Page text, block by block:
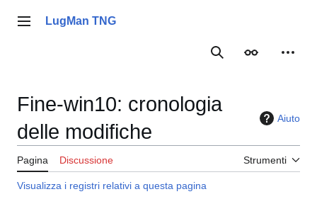
Menu principale
LugMan TNG
RicercaAspetto
Fine-win10: cronologia
delle modifiche
Aiuto
Pagina Discussione Strumenti
Visualizza i registri relativi a questa pagina